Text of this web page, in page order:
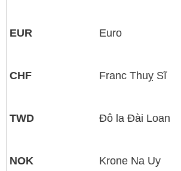
EUR Euro
CHF Franc Thuỵ Sĩ
TWD Đô la Đài Loan
NOK Krone Na Uy